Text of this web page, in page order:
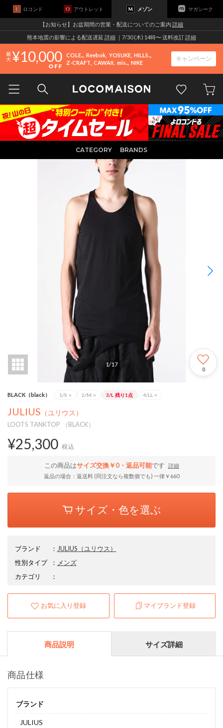
ロコンド アウトレット メゾン マガシーク
【お知らせ】お盆期間の営業・配送についてのご案内 詳細
熊本地震の影響による配送遅延 詳細 ｜7/30 (木) 14時〜 送料改訂詳細
10,000 COLE.. Reebok YOSUKE HILLS..
Z-CRAFT CAWAII mis.. NIKE
キャンペーン
CATEGORY BRANDS
1/17
0
BLACK（black） 1/S × 2/M × 3/L 残り1点 4/LL ×
JULIUS （ユリウス）
LOOTS TANKTOP （BLACK）
¥25,300 税込
この商品はサイズ交換￥0・返品可能です
詳細
返品の場合：返送料 (同注文なら複数個でも) 一律￥660
サイズ・色を選ぶ
ブランド ： JULIUS （ユリウス）
性別タイプ
： メンズ
カテゴリ
：
お気に入り登録 マイブランド登録
商品説明 サイズ詳細
商品仕様
ブランド
JULIUS